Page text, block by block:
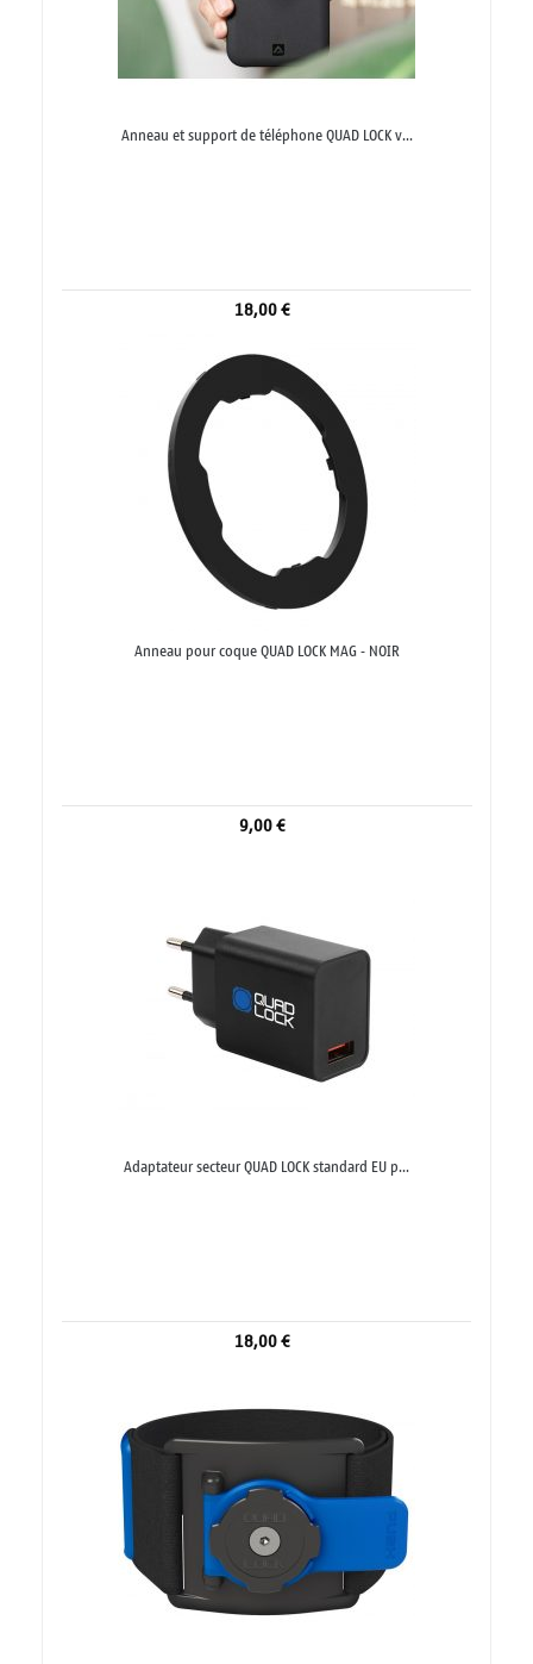
Anneau et support de téléphone QUAD LOCK v...
18,00 €
Anneau pour coque QUAD LOCK MAG - NOIR
9,00 €
Adaptateur secteur QUAD LOCK standard EU p...
18,00 €